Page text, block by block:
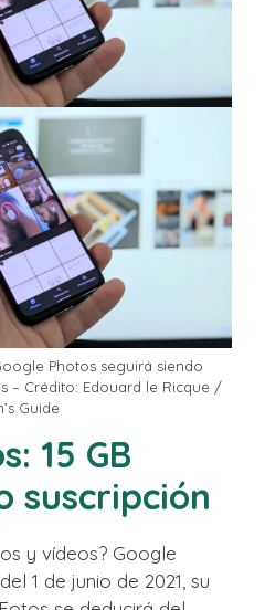
Photos seguirá siendo
– Crédito: Edouard le Ricque /
Guide
15 GB
suscripción
y vídeos? Google
1 de junio de 2021, su